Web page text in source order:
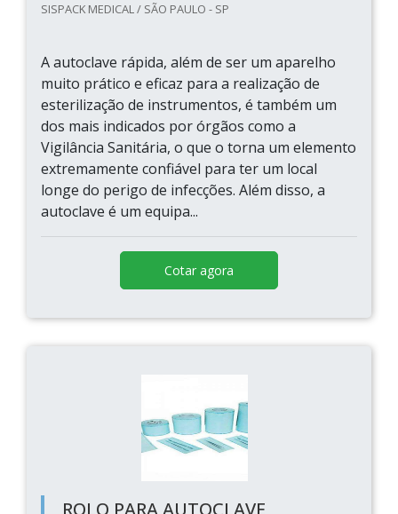
SISPACK MEDICAL / SÃO PAULO - SP
A autoclave rápida, além de ser um aparelho
muito prático e eficaz para a realização de
esterilização de instrumentos, é também um
dos mais indicados por órgãos como a
Vigilância Sanitária, o que o torna um elemento
extremamente confiável para ter um local
longe do perigo de infecções. Além disso, a
autoclave é um equipa...
Cotar agora